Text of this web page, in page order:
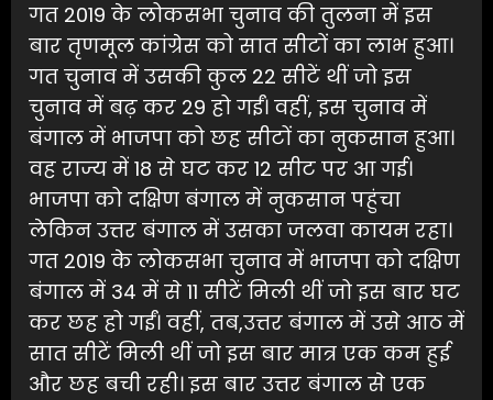
गत 2019 के लोकसभा चुनाव की तुलना में इस
बार तृणमूल कांग्रेस को सात सीटों का लाभ हुआ।
गत चुनाव में उसकी कुल 22 सीटें थीं जो इस
चुनाव में बढ़ कर 29 हो गईं। वहीं, इस चुनाव में
बंगाल में भाजपा को छह सीटों का नुकसान हुआ।
वह राज्य में 18 से घट कर 12 सीट पर आ गई।
भाजपा को दक्षिण बंगाल में नुकसान पहुंचा
लेकिन उत्तर बंगाल में उसका जलवा कायम रहा।
गत 2019 के लोकसभा चुनाव में भाजपा को दक्षिण
बंगाल में 34 में से 11 सीटें मिली थीं जो इस बार घट
कर छह हो गईं। वहीं, तब,उत्तर बंगाल में उसे आठ में
सात सीटें मिली थीं जो इस बार मात्र एक कम हुई
और छह बची रही। इस बार उत्तर बंगाल से एक